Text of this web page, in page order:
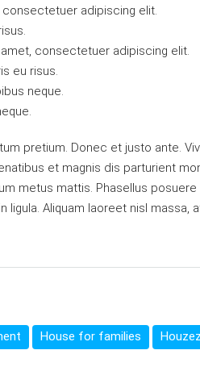
adipiscing elit.
consectetuer adipiscing elit.
eu risus.
neque.
pretium. Donec et justo ante.
et magnis dis parturient
metus mattis. Phasellus
ligula. Aliquam laoreet nisl massa,
House for families Houzez